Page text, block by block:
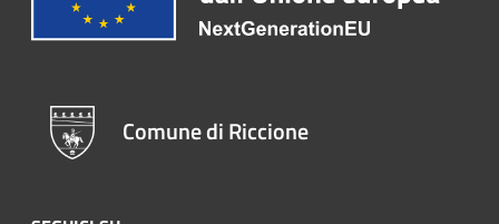
Comune di Riccione